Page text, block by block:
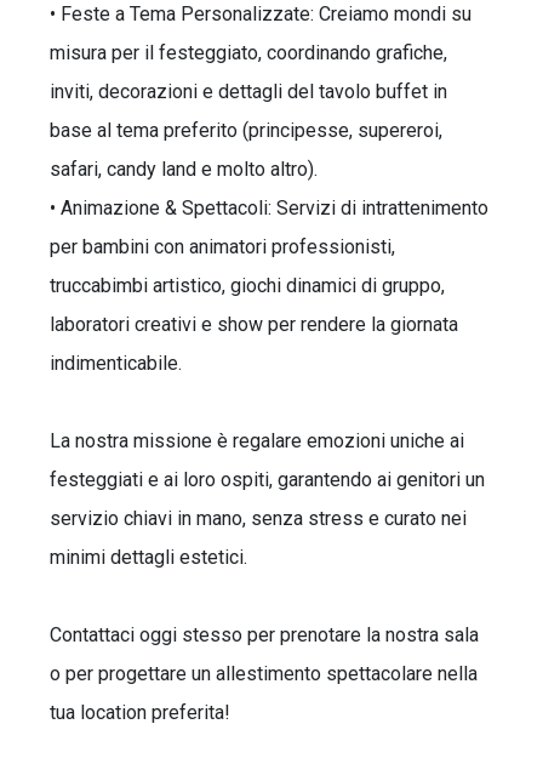
• Feste a Tema Personalizzate: Creiamo mondi su
misura per il festeggiato, coordinando grafiche,
inviti, decorazioni e dettagli del tavolo buffet in
base al tema preferito (principesse, supereroi,
safari, candy land e molto altro).
• Animazione & Spettacoli: Servizi di intrattenimento
per bambini con animatori professionisti,
truccabimbi artistico, giochi dinamici di gruppo,
laboratori creativi e show per rendere la giornata
indimenticabile.
La nostra missione è regalare emozioni uniche ai
festeggiati e ai loro ospiti, garantendo ai genitori un
servizio chiavi in mano, senza stress e curato nei
minimi dettagli estetici.
Contattaci oggi stesso per prenotare la nostra sala
o per progettare un allestimento spettacolare nella
tua location preferita!